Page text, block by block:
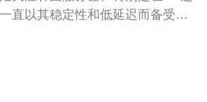
直以其稳定性和低延迟而备受玩
经关闭了韩国服务器。对于很多